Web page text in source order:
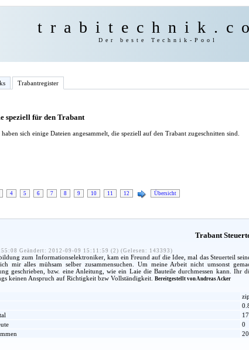
Der beste Technik-Pool
Trabantregister
speziell für den Trabant
sich einige Dateien angesammelt, die speziell auf den Trabant zugeschnitten sind.
4 5 6 7 8 9 10 11 12 Übersicht
Trabant
Geändert: 2012-09-09 15:11:59 (2) (Gelesen: 143393)
zum Informationselektroniker, kam ein Freund auf die Idee, mal das Steuerteil
mir alles mühsam selber zusammensuchen. Um meine Arbeit nicht umsonst
geschrieben, bzw. eine Anleitung, wie ein Laie die Bauteile durchmessen kann. Ihr
keinen Anspruch auf Richtigkeit bzw Vollständigkeit. Bereitgestellt von Andreas Acker
zip
0